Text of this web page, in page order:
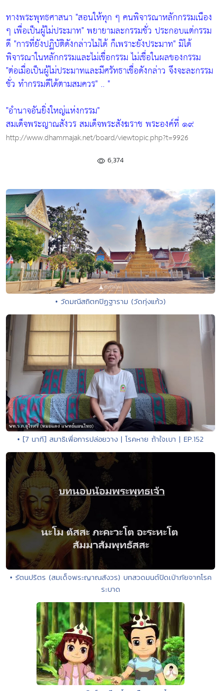
ทางพระพุทธศาสนา "สอนให้ทุก ๆ คนพิจารณาหลักกรรมเนือง
ๆ เพื่อเป็นผู้ไม่ประมาท"พยายามละกรรมชั่ว ประกอบแต่กรรม
ดี "การที่ยังปฏิบัติดังกล่าวไม่ได้ ก็เพราะยังประมาท"มิได้
พิจารณาในหลักกรรมและไม่เชื่อกรรม ไม่เชื่อในผลของกรรม
"ต่อเมื่อเป็นผู้ไม่ประมาทและมีศรัทธาเชื่อดังกล่าว จึงจะละกรรม
ชั่ว ทำกรรมดีได้ตามสมควร" .. "
"อำนาจอันยิ่งใหญ่แห่งกรรม"
สมเด็จพระญาณสังวร สมเด็จพระสังฆราช พระองค์ที่ ๑๙
http://www.dhammajak.net/board/viewtopic.php?t=9926
6,374
• วัดมณีสถิตกปิฏฐาราม (วัดทุ่งแก้ว)
• [7 นาที] สมาธิเพื่อการปล่อยวาง | โรคหาย ถ้าใจเบา | EP.152
• รัตนปริตร (สมเด็จพระญาณสังวร) บทสวดมนต์ปัดเป่าภัยจากโรค
ระบาด